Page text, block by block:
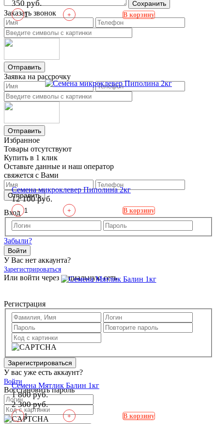
350 руб.
- + В корзину
Семена микроклевер Пиполина 2кг
12 100 руб.
- + В корзину
Семена Мятлик Балин 1кг
1 800 руб.
2 300 руб.
- + В корзину
Сохранить
Заказать звонок
Отправить
Заявка на рассрочку
Отправить
Избранное
Товары отсутствуют
Купить в 1 клик
Оставьте данные и наш оператор
свяжется с Вами
Отправить
Вход
Забыли?
Войти
У Вас нет аккаунта?
Зарегистрироваться
Или войти через социальную сеть
Регистрация
Зарегистрироваться
У вас уже есть аккаунт?
Войти
Восстановить пароль